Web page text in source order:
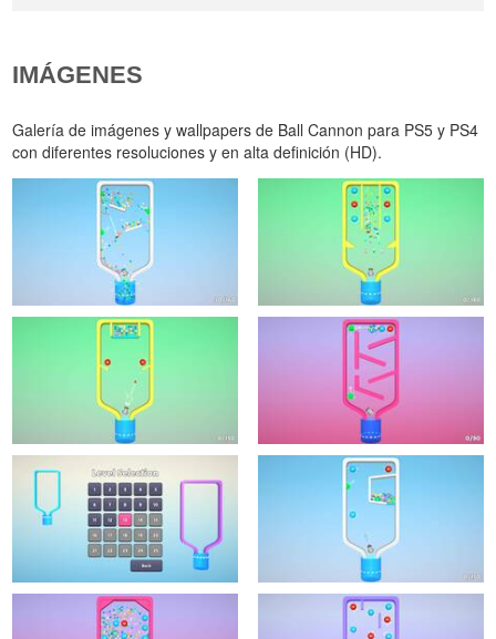
IMÁGENES
Galería de imágenes y wallpapers de Ball Cannon para PS5 y PS4
con diferentes resoluciones y en alta definición (HD).